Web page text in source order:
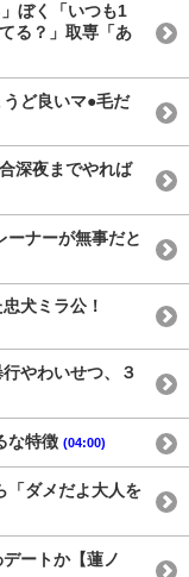
ぼく「いつも1
る？」取専「あ
うど良いマ●毛だ
深夜までやれば
ーナーが無事だと
犬ミラ公！
やわいせつ、３
な特徴 (04:00)
「ダメだよ大人を
ートか【蓮ノ